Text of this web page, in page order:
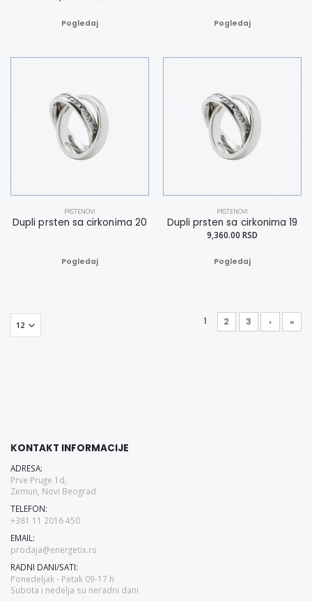
Pogledaj Pogledaj
PRSTENOVI
Dupli prsten sa cirkonima 20
Pogledaj
PRSTENOVI
Dupli prsten sa cirkonima 19
9,360.00 RSD
Pogledaj
1 2 3 › »
KONTAKT INFORMACIJE
ADRESA:
Prve Pruge 1d,
Zemun, Novi Beograd
TELEFON:
+381 11 2016 450
EMAIL:
prodaja@energetix.rs
RADNI DANI/SATI:
Ponedeljak - Petak 09-17 h
Subota i nedelja su neradni dani